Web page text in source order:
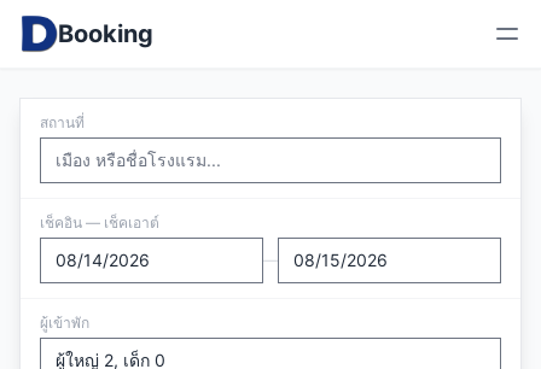
Booking
สถานที่
เช็คอิน — เช็คเอาต์
—
ผู้เข้าพัก